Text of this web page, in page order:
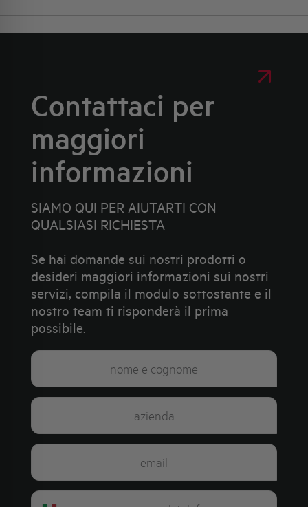
Contattaci per
maggiori
informazioni
SIAMO QUI PER AIUTARTI CON
QUALSIASI RICHIESTA
Se hai domande sui nostri prodotti o
desideri maggiori informazioni sui nostri
servizi, compila il modulo sottostante e il
nostro team ti risponderà il prima
possibile.